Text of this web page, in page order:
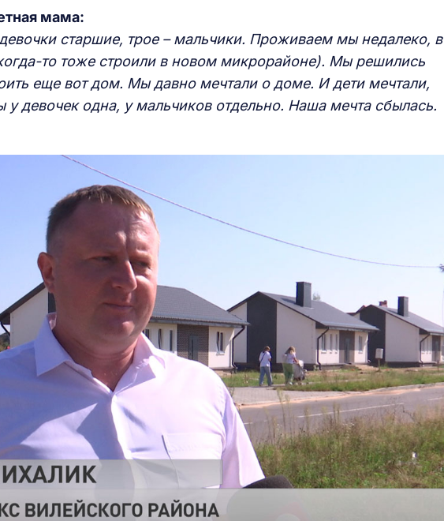
мама:
старшие, трое – мальчики. Проживаем мы недалеко, в
то тоже строили в новом микрорайоне). Мы решились
еще вот дом. Мы давно мечтали о доме. И дети мечтали,
у девочек одна, у мальчиков отдельно. Наша мечта сбылась.